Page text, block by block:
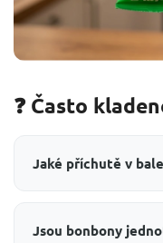
❓ Často
Jaké příchutě v
Jsou bonbony